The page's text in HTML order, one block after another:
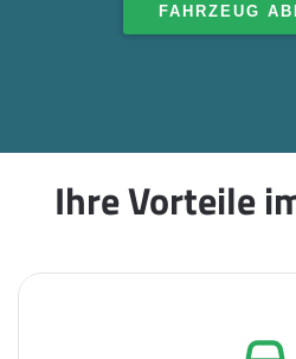
FAHRZEUG
Ihre Vorteile